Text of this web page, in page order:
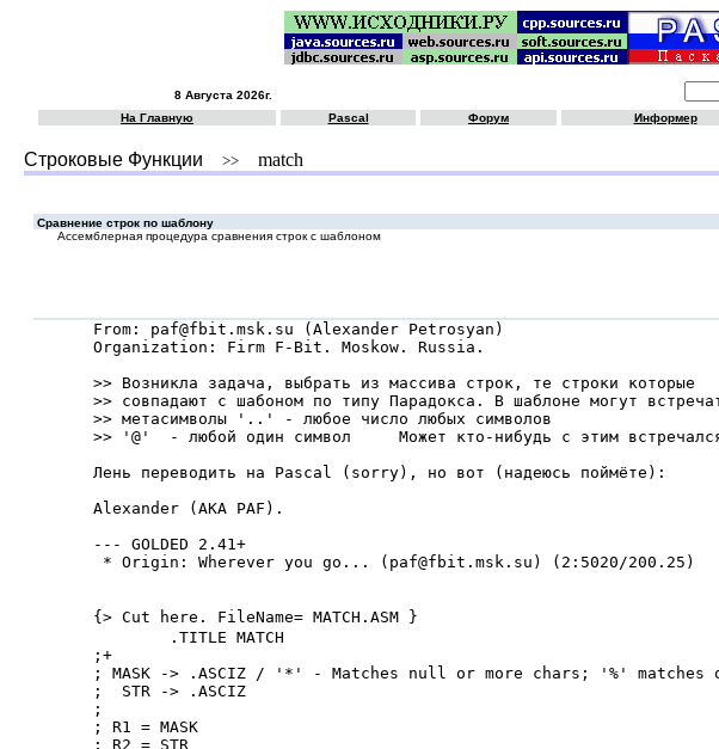
8 Августа 2026г.
На Главную
Pascal Форум Информер
Строковые Функции >> match
Сравнение строк по шаблону
Ассемблерная процедура сравнения строк с шаблоном
From: paf@fbit.msk.su (Alexander Petrosyan)
Organization: Firm F-Bit. Moskow. Russia.
>> Возникла задача, выбрать из массива строк, те строки которые
>> совпадают с шабоном по типу Парадокса. В шаблоне могут
>> метасимволы '..' - любое число любых символов
>> '@'  - любой один символ     Может кто-нибудь с этим
Лень пеpеводить на Pascal (sorry), но вот (надеюсь поймёте):
Alexander (AKA PAF).
--- GOLDED 2.41+
* Origin: Wherever you go... (paf@fbit.msk.su) (2:5020/200.25)
{> Cut here. FileName= MATCH.ASM }
        .TITLE MATCH
;+
; MASK -> .ASCIZ / '*' - Matches null or more chars; '%' matches
;  STR -> .ASCIZ
;
; R1 = MASK
; R2 = STR